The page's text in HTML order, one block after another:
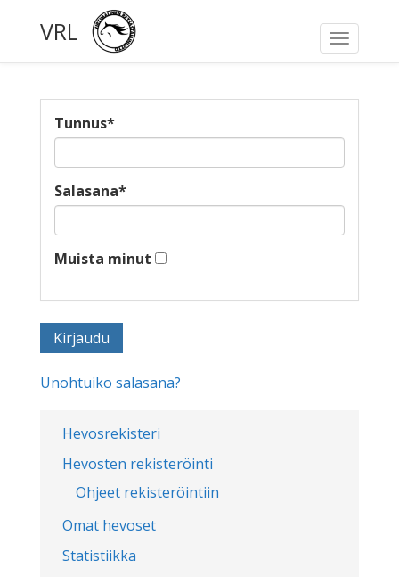
Toggle
VRL
Hevosrekisteri
Hevosten rekisteröinti
Ohjeet rekisteröintiin
Omat hevoset
Statistiikka
Tunnus*
Salasana*
Muista minut
Unohtuiko salasana?